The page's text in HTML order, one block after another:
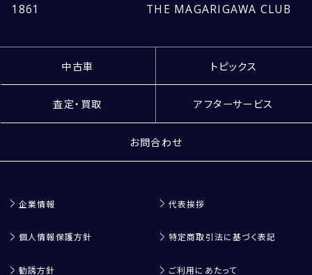
1861
THE MAGARIGAWA CLUB
中古車 トピックス
査定・買取 アフターサービス
お問合わせ
企業情報 代表挨拶
個人情報保護方針 特定商取引法に基づく表記
勧誘方針 ご利用にあたって